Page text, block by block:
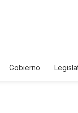
Gobierno